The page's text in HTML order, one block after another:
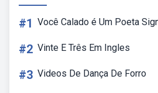
#1 Você Calado é Um Poeta
#2 Vinte E Três Em Ingles
#3 Videos De Dança De Forro